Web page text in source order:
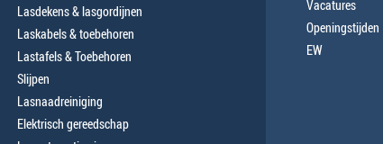
Lasdekens & lasgordijnen
Laskabels & toebehoren
Lastafels & Toebehoren
Slijpen
Lasnaadreiniging
Elektrisch gereedschap
Vacatures
Openingstijden
EW